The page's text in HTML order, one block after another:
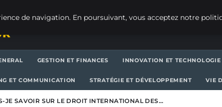
GESTION ET FINANCES INNOVATION ET TECHNOLOGIE
ET COMMUNICATION STRATÉGIE ET DÉVELOPPEMENT VIE
JE SAVOIR SUR LE DROIT INTERNATIONAL DES…
de navigation. En poursuivant, vous acceptez notre